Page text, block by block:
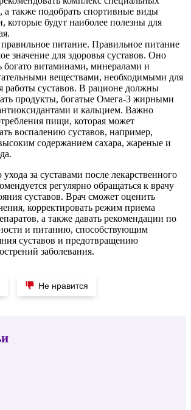
также подобрать спортивные виды
которые будут наиболее полезны для
питание. Правильное питание
значение для здоровья суставов. Оно
богато витаминами, минералами и
веществами, необходимыми для
работы суставов. В рационе должны
продукты, богатые Омега-3 жирными
и кальцием. Важно
пищи, которая может
воспалению суставов, например,
содержанием сахара, жареные и
за суставами после лекарственного
регулярно обращаться к врачу
суставов. Врач сможет оценить
корректировать режим приема
а также давать рекомендации по
и питанию, способствующим
суставов и предотвращению
заболевания.
Не нравится